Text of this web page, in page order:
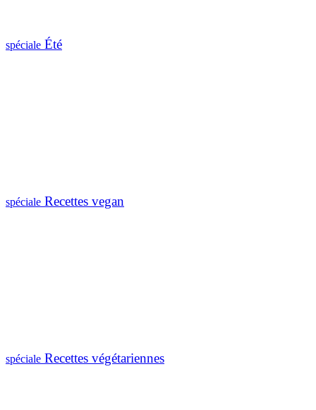
spéciale Été
spéciale Recettes vegan
spéciale Recettes végétariennes